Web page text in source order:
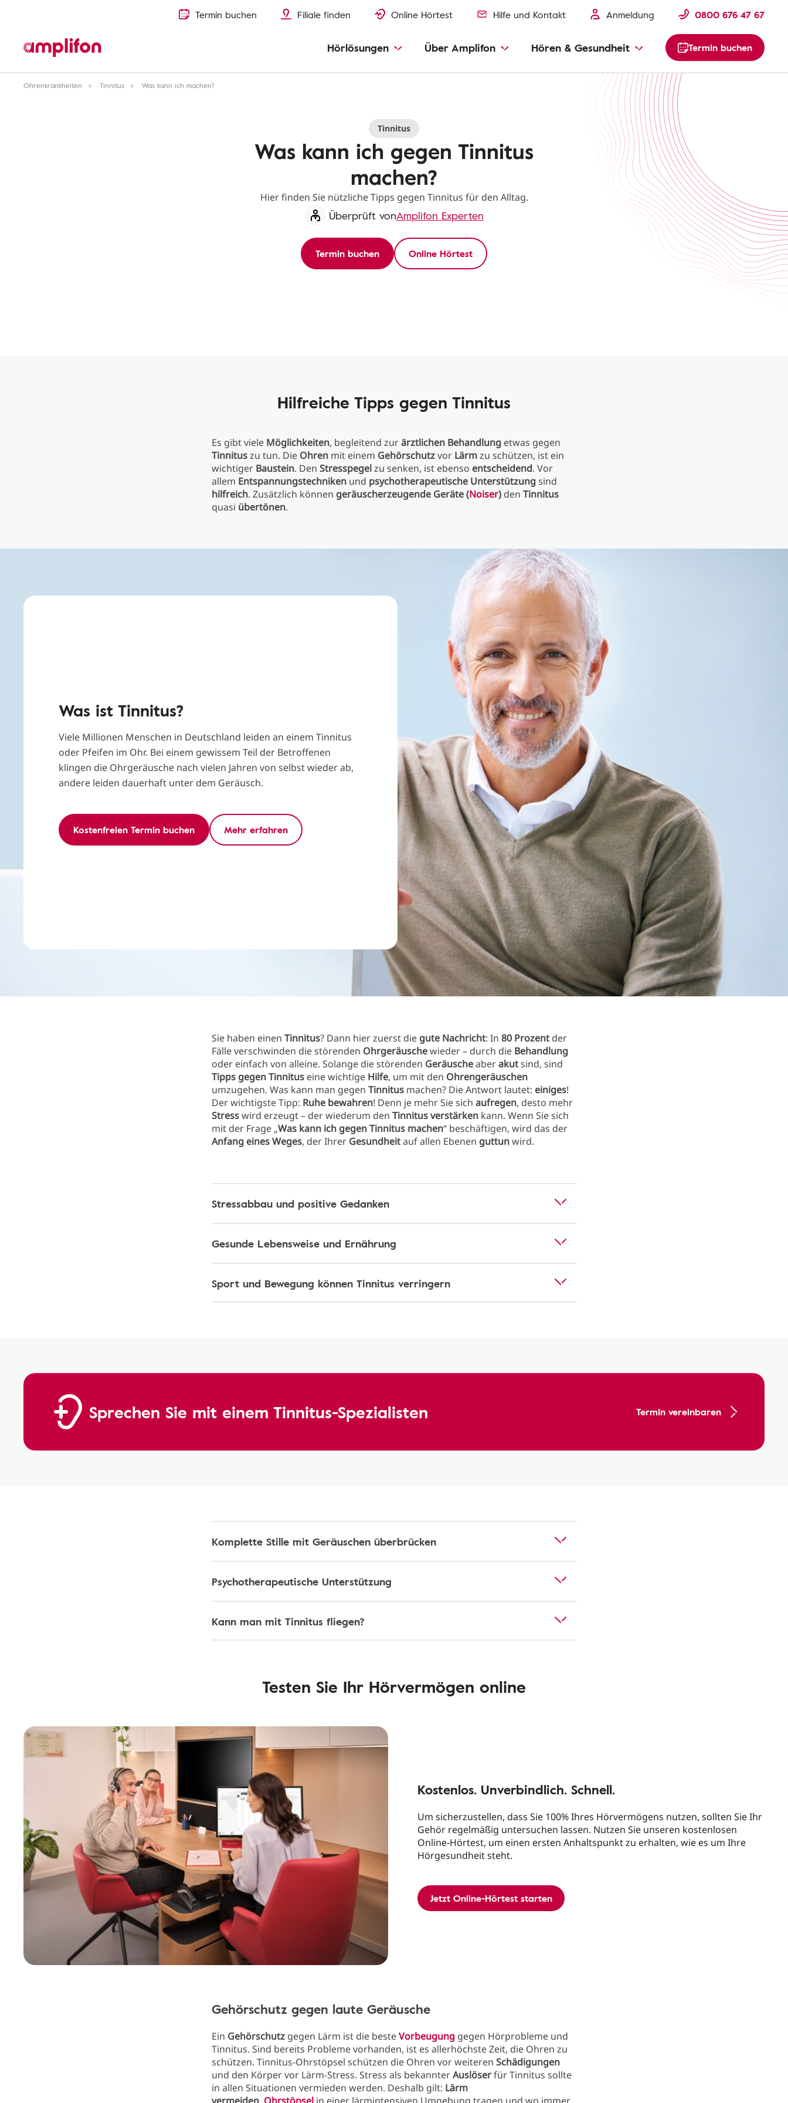
Termin buchen Filiale finden Online Hörtest Hilfe und Kontakt Anmeldung 0800 676 47 67
Hörlösungen Über Amplifon Hören & Gesundheit Termin buchen
Ohrenkrankheiten Tinnitus Was kann ich machen?
Tinnitus
Was kann ich gegen Tinnitus
machen?
Hier finden Sie nützliche Tipps gegen Tinnitus für den Alltag.
Überprüft vonAmplifon Experten
Termin buchen Online Hörtest
Hilfreiche Tipps gegen Tinnitus
Es gibt viele Möglichkeiten, begleitend zurärztlichen Behandlung etwas gegen
Tinnituszu tun. Die Ohren mit einem Gehörschutzvor Lärmzu schützen, ist ein
wichtiger Baustein. Den Stresspegelzu senken, ist ebenso entscheidend. Vor
allem Entspannungstechniken und psychotherapeutische Unterstützungsind
hilfreich. Zusätzlich können geräuscherzeugende Geräte (Noiser) den Tinnitus
quasi übertönen.
Was ist Tinnitus?
Viele Millionen Menschen in Deutschland leiden an einem Tinnitus
oder Pfeifen im Ohr. Bei einem gewissem Teil der Betroffenen
klingen die Ohrgeräusche nach vielen Jahren von selbst wieder ab,
andere leiden dauerhaft unter dem Geräusch.
Kostenfreien Termin buchen Mehr erfahren
Sie haben einen Tinnitus? Dann hier zuerst die gute Nachricht: In 80 Prozent der
Fälle verschwinden die störenden Ohrgeräuschewieder – durch die Behandlung
oder einfach von alleine. Solange die störenden Geräuscheaberakutsind, sind
Tipps gegen Tinnitus eine wichtige Hilfe, um mit den Ohrengeräuschen
umzugehen. Was kann man gegen Tinnitus machen? Die Antwort lautet: einiges!
Der wichtigste Tipp: Ruhe bewahren! Denn je mehr Sie sich aufregen, desto mehr
Stresswird erzeugt – der wiederum den Tinnitus verstärken kann. Wenn Sie sich
mit der Frage „Was kann ich gegen Tinnitus machen“ beschäftigen, wird das der
Anfang eines Weges, der Ihrer Gesundheitauf allen Ebenen guttunwird.
Stressabbau und positive Gedanken
Gesunde Lebensweise und Ernährung
Sport und Bewegung können Tinnitus verringern
Sprechen Sie mit einem Tinnitus-Spezialisten Termin vereinbaren
Komplette Stille mit Geräuschen überbrücken
Psychotherapeutische Unterstützung
Kann man mit Tinnitus fliegen?
Testen Sie Ihr Hörvermögen online
Kostenlos. Unverbindlich. Schnell.
Um sicherzustellen, dass Sie 100% Ihres Hörvermögens nutzen, sollten Sie Ihr
Gehör regelmäßig untersuchen lassen. Nutzen Sie unseren kostenlosen
Online-Hörtest, um einen ersten Anhaltspunkt zu erhalten, wie es um Ihre
Hörgesundheit steht.
Jetzt Online-Hörtest starten
Gehörschutz gegen laute Geräusche
Ein Gehörschutz gegen Lärm ist die besteVorbeugung gegen Hörprobleme und
Tinnitus. Sind bereits Probleme vorhanden, ist es allerhöchste Zeit, die Ohren zu
schützen. Tinnitus-Ohrstöpsel schützen die Ohren vor weiteren Schädigungen
und den Körper vor Lärm-Stress. Stress als bekannterAuslöserfür Tinnitus sollte
in allen Situationen vermieden werden. Deshalb gilt: Lärm